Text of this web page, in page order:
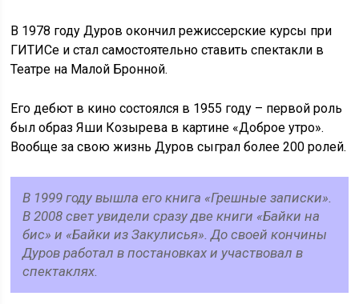
В 1978 году Дуров окончил режиссерские курсы при
ГИТИСе и стал самостоятельно ставить спектакли в
Театре на Малой Бронной.
Его дебют в кино состоялся в 1955 году – первой роль
был образ Яши Козырева в картине «Доброе утро».
Вообще за свою жизнь Дуров сыграл более 200 ролей.
В 1999 году вышла его книга «Грешные записки».
В 2008 свет увидели сразу две книги «Байки на
бис» и «Байки из Закулисья». До своей кончины
Дуров работал в постановках и участвовал в
спектаклях.